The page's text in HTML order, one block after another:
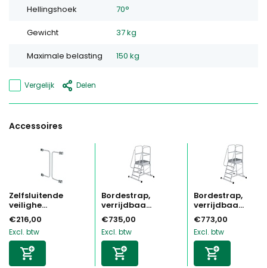
Hellingshoek 70°
Gewicht 37 kg
Maximale belasting 150 kg
Vergelijk Delen
Accessoires
Zelfsluitende
veilighe...
€216,00
Excl. btw
Bordestrap,
verrijdbaa...
€735,00
Excl. btw
Bordestrap,
verrijdbaa...
€773,00
Excl. btw